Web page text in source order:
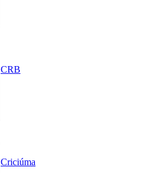
CRB
Criciúma